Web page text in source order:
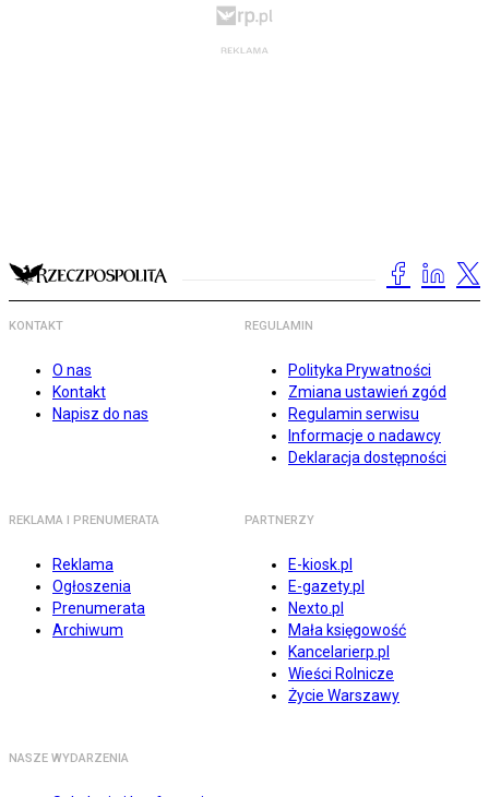
KONTAKT
O nas
Kontakt
Napisz do nas
REGULAMIN
Polityka Prywatności
Zmiana ustawień zgód
Regulamin serwisu
Informacje o nadawcy
Deklaracja dostępności
REKLAMA I PRENUMERATA
Reklama
Ogłoszenia
Prenumerata
Archiwum
PARTNERZY
E-kiosk.pl
E-gazety.pl
Nexto.pl
Mała księgowość
Kancelarierp.pl
Wieści Rolnicze
Życie Warszawy
NASZE WYDARZENIA